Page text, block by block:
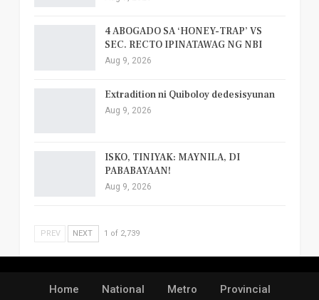
4 ABOGADO SA ‘HONEY-TRAP’ VS
SEC. RECTO IPINATAWAG NG NBI
Aug 9, 2026
Extradition ni Quiboloy dedesisyunan
Aug 9, 2026
ISKO, TINIYAK: MAYNILA, DI
PABABAYAAN!
Aug 9, 2026
PREV NEXT 1 of 2,739
Home National Metro Provincial